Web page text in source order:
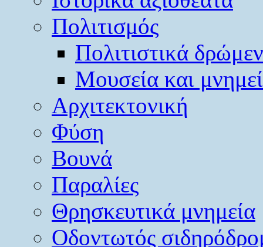
Πολιτισμός
Πολιτιστικά
Μουσεία και
Αρχιτεκτονική
Φύση
Βουνά
Παραλίες
Θρησκευτικά μνημεία
Οδοντωτός